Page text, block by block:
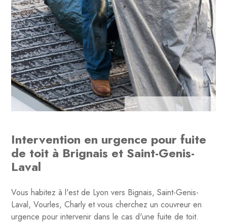
Intervention en urgence pour fuite
de toit à Brignais et Saint-Genis-
Laval
Vous habitez à l'est de Lyon vers Bignais, Saint-Genis-
Laval, Vourles, Charly et vous cherchez un couvreur en
urgence pour intervenir dans le cas d'une fuite de toit.